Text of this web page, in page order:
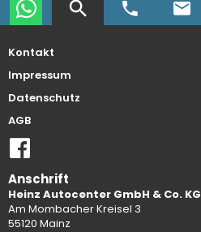
Kontakt
Impressum
Datenschutz
AGB
Anschrift
Heinz Autocenter GmbH & Co. KG
Am Mombacher Kreisel 3
55120 Mainz